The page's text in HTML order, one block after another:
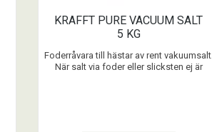
KRAFFT PURE VACUUM SALT
5 KG
Foderråvara till hästar av rent vakuumsalt.
När salt via foder eller slicksten ej är